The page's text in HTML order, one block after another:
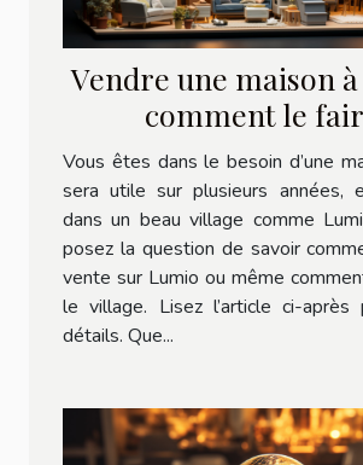
Vendre une maison
comment le
Vous êtes dans le besoin d’une
sera utile sur plusieurs années,
dans un beau village comme
posez la question de savoir
vente sur Lumio ou même
le village. Lisez l’article ci-
détails. Que...